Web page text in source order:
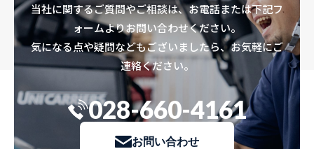
当社に関するご質問やご相談は、お電話または下記フ
ォームよりお問い合わせください。
気になる点や疑問などもございましたら、お気軽にご
連絡ください。
028-660-4161
お問い合わせ